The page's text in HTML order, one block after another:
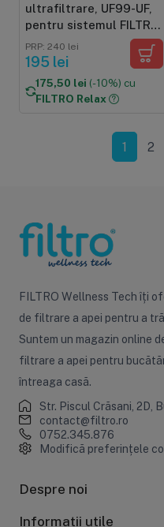
ultrafiltrare, UF99-UF,
pentru sistemul FILTRO
UF99, grad de filtrare
0.01 microni
PRP: 240 lei
195 lei
175,50 lei (-10%) cu
FILTRO Relax
1 2
FILTRO Wellness Tech îți
de filtrare a apei pentru a
Suntem un magazin online
filtrare a apei pentru
întreaga casă.
Str. Piscul Crăsani, 2D,
contact@filtro.ro
0752.345.876
Modifică preferințele
Despre noi
Informații utile